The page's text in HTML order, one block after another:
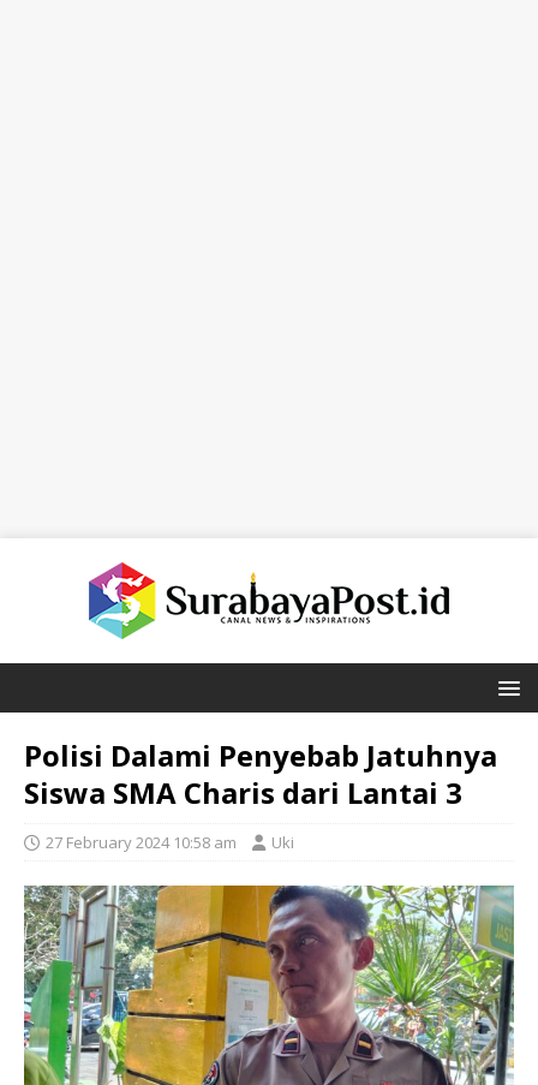
Polisi Dalami Penyebab Jatuhnya
Siswa SMA Charis dari Lantai 3
27 February 2024 10:58 am Uki